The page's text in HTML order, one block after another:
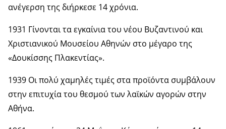
ανέγερση της διήρκεσε 14 χρόνια.
1931 Γίνονται τα εγκαίνια του νέου Βυζαντινού και
Χριστιανικού Μουσείου Αθηνών στο μέγαρο της
«Δουκίσσης Πλακεντίας».
1939 Οι πολύ χαμηλές τιμές στα προϊόντα συμβάλουν
στην επιτυχία του θεσμού των λαϊκών αγορών στην
Αθήνα.